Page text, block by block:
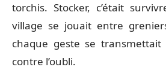
torchis. Stocker, c’était
village se jouait entre
chaque geste se
contre l’oubli.